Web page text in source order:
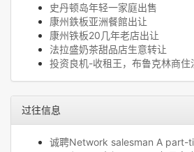
史丹顿岛年轻一家庭出售
康州鉄板亚洲餐館出让
康州铁板20几年老店出让
法拉盛奶茶甜品店生意转让
投资良机-收租王，布鲁克林商住
过往信息
诚聘Network salesman A part-